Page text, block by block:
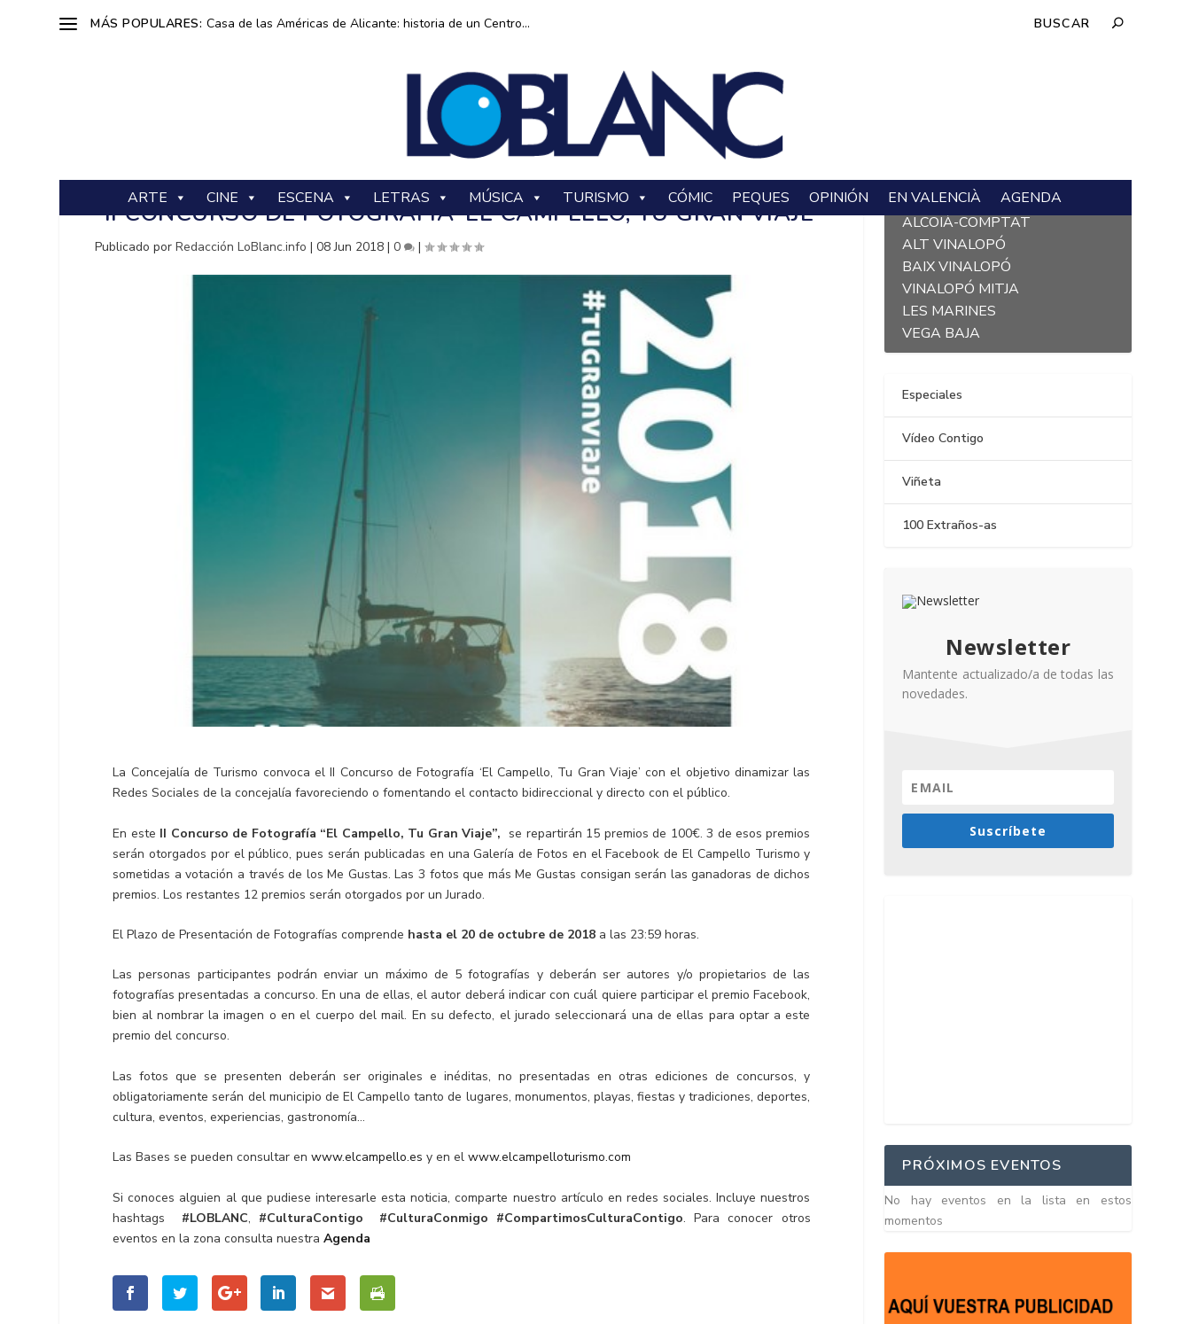
MÁS POPULARES: Casa de las Américas de Alicante: historia de un Centro...
ARTE CINE ESCENA LETRAS MÚSICA TURISMO CÓMIC PEQUES OPINIÓN EN VALENCIÀ AGENDA
II CONCURSO DE FOTOGRAFÍA ‘EL CAMPELLO, TU GRAN VIAJE’
Publicado porRedacción LoBlanc.info |08 Jun 2018 |0 |
La Concejalía de Turismo convoca el II Concurso de Fotografía ‘El Campello, Tu Gran Viaje’ con el objetivo dinamizar las
Redes Sociales de la concejalía favoreciendo o fomentando el contacto bidireccional y directo con el público.
En este II Concurso de Fotografía “El Campello, Tu Gran Viaje”, se repartirán 15 premios de 100€. 3 de esos premios
serán otorgados por el público, pues serán publicadas en una Galería de Fotos en el Facebook de El Campello Turismo y
sometidas a votación a través de los Me Gustas. Las 3 fotos que más Me Gustas consigan serán las ganadoras de dichos
premios. Los restantes 12 premios serán otorgados por un Jurado.
El Plazo de Presentación de Fotografías comprende hasta el 20 de octubre de 2018 a las 23:59 horas.
Las personas participantes podrán enviar un máximo de 5 fotografías y deberán ser autores y/o propietarios de las
fotografías presentadas a concurso. En una de ellas, el autor deberá indicar con cuál quiere participar el premio Facebook,
bien al nombrar la imagen o en el cuerpo del mail. En su defecto, el jurado seleccionará una de ellas para optar a este
premio del concurso.
Las fotos que se presenten deberán ser originales e inéditas, no presentadas en otras ediciones de concursos, y
obligatoriamente serán del municipio de El Campello tanto de lugares, monumentos, playas, fiestas y tradiciones, deportes,
cultura, eventos, experiencias, gastronomía…
Las Bases se pueden consultar enwww.elcampello.es y en elwww.elcampelloturismo.com
Si conoces alguien al que pudiese interesarle esta noticia, comparte nuestro artículo en redes sociales. Incluye nuestros
hashtags #LOBLANC, #CulturaContigo #CulturaConmigo #CompartimosCulturaContigo. Para conocer otros
eventos en la zona consulta nuestraAgenda
L´ALACANTÍ
ALCOIÀ-COMPTAT
ALT VINALOPÓ
BAIX VINALOPÓ
VINALOPÓ MITJA
LES MARINES
VEGA BAJA
Especiales
Vídeo Contigo
Viñeta
100 Extraños-as
Newsletter
Mantente actualizado/a de todas las
novedades.
Suscríbete
PRÓXIMOS EVENTOS
No hay eventos en la lista en estos
momentos